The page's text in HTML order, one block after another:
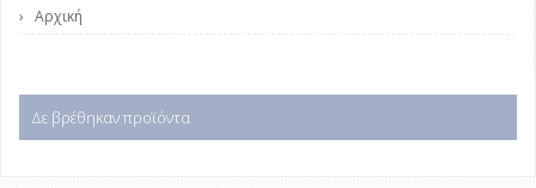
Αρχική
Δε βρέθηκαν προϊόντα